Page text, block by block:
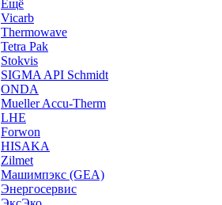
Ещё
Vicarb
Thermowave
Tetra Pak
Stokvis
SIGMA API Schmidt
ONDA
Mueller Accu-Therm
LHE
Forwon
HISAKA
Zilmet
Машимпэкс (GEA)
Энергосервис